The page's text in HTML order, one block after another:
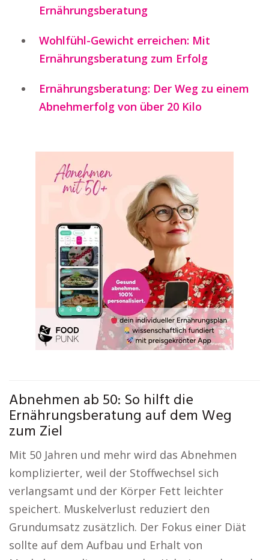
Ernährungsberatung
Wohlfühl-Gewicht erreichen: Mit
Ernährungsberatung zum Erfolg
Ernährungsberatung: Der Weg zu einem
Abnehmerfolg von über 20 Kilo
Abnehmen ab 50: So hilft die
Ernährungsberatung auf dem Weg
zum Ziel
Mit 50 Jahren und mehr wird das Abnehmen
komplizierter, weil der Stoffwechsel sich
verlangsamt und der Körper Fett leichter
speichert. Muskelverlust reduziert den
Grundumsatz zusätzlich. Der Fokus einer Diät
sollte auf dem Aufbau und Erhalt von